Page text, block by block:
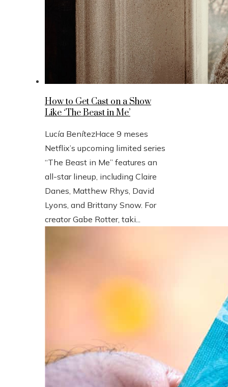
How to Get Cast on a Show
Like ‘The Beast in Me’
Lucía BenítezHace 9 meses
Netflix’s upcoming limited series
“The Beast in Me” features an
all-star lineup, including Claire
Danes, Matthew Rhys, David
Lyons, and Brittany Snow. For
creator Gabe Rotter, taki...